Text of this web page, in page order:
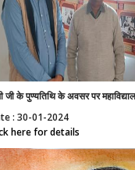
जी के पुण्यतिथि के अवसर पर
: 30-01-2024
here for details